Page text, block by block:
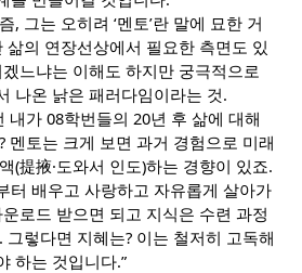
, 그는 오히려 ‘멘토’란 말에 묘한 거
삶의 연장선상에서 필요한 측면도 있
느냐는 이해도 하지만 궁극적으로
나온 낡은 패러다임이라는 것.
내가 08학번들의 20년 후 삶에 대해
멘토는 크게 보면 과거 경험으로 미래
(提掖·도와서 인도)하는 경향이 있죠.
터 배우고 사랑하고 자유롭게 살아가
로드 받으면 되고 지식은 수련 과정
렇다면 지혜는? 이는 철저히 고독해
하는 것입니다.”